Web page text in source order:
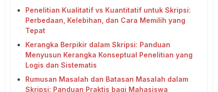
Penelitian Kualitatif vs Kuantitatif untuk Skripsi:
Perbedaan, Kelebihan, dan Cara Memilih yang
Tepat
Kerangka Berpikir dalam Skripsi: Panduan
Menyusun Kerangka Konseptual Penelitian yang
Logis dan Sistematis
Rumusan Masalah dan Batasan Masalah dalam
Skripsi: Panduan Praktis bagi Mahasiswa